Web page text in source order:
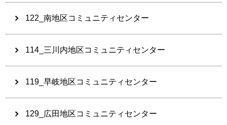
122_南地区コミュニティセンター
114_三川内地区コミュニティセンター
119_早岐地区コミュニティセンター
129_広田地区コミュニティセンター